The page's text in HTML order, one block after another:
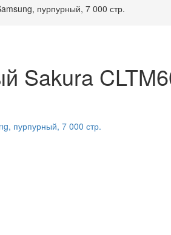
пурпурный, 7 000 стр.
Sakura